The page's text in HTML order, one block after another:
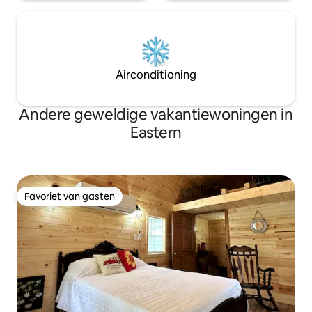
Airconditioning
Andere geweldige vakantiewoningen in
Eastern
Favoriet van gasten
Favoriet van gasten